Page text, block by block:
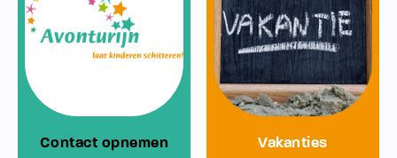
Contact opnemen Vakanties